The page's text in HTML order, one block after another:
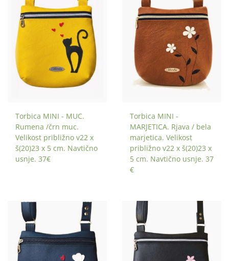
Torbica MINI - MUC.
Rumena /črn muc.
Velikost približno v22 x
š(20)23 x 5 cm. Navtično
usnje. 37€
Torbica MINI -
MARJETICA. Rjava / bela
marjetica. Velikost
približno v22 x š(20)23 x
5 cm. Navtično usnje. 37
€